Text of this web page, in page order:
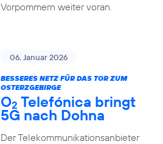
Vorpommern weiter voran.
06. Januar 2026
BESSERES NETZ FÜR DAS TOR ZUM
OSTERZGEBIRGE
O2 Telefónica bringt
5G nach Dohna
Der Telekommunikationsanbieter